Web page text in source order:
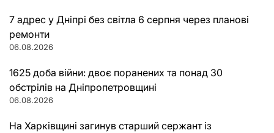
7 адрес у Дніпрі без світла 6 серпня через планові
ремонти
06.08.2026
1625 доба війни: двоє поранених та понад 30
обстрілів на Дніпропетровщині
06.08.2026
На Харківщині загинув старший сержант із